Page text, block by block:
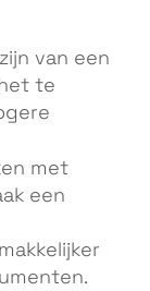
van een
te
met
een